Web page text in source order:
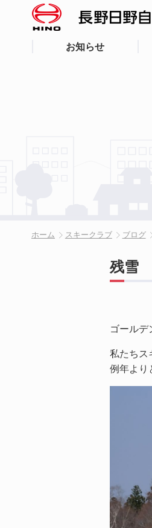
お知らせ
ホーム スキークラブ ブログ
残雪
ゴールデ
私たちス
例年より